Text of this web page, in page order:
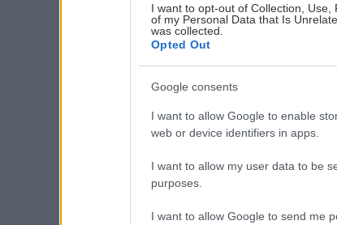
I want to opt-out of Collection,
of my Personal Data that Is
was collected.
Opted Out
Google consents
I want to allow Google to enable
web or device identifiers in apps.
I want to allow my user data to be
purposes.
I want to allow Google to send me
Σ
κάπως η κατάσταση
πυλών. Για αυτόν τον
κινηματογραφική
φιλμ του χρόνου. Άλλο που δεν
λίστα με τη λίστα των καλύτερων